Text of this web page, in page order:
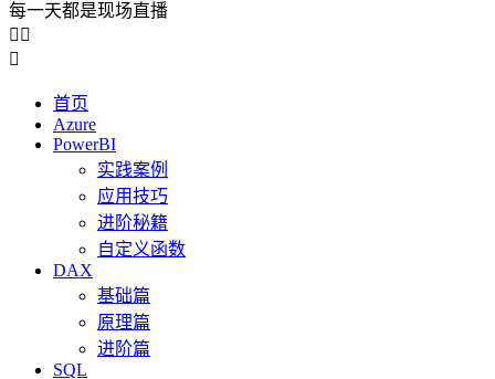
每一天都是现场直播
 

首页
Azure
PowerBI
实践案例
应用技巧
进阶秘籍
自定义函数
DAX
基础篇
原理篇
进阶篇
SQL